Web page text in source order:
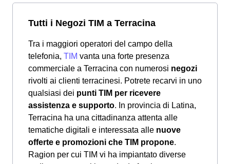
Tutti i Negozi TIM a Terracina
Tra i maggiori operatori del campo della
telefonia, TIM vanta una forte presenza
commerciale a Terracina con numerosi negozi
rivolti ai clienti terracinesi. Potrete recarvi in uno
qualsiasi dei punti TIM per ricevere
assistenza e supporto. In provincia di Latina,
Terracina ha una cittadinanza attenta alle
tematiche digitali e interessata alle nuove
offerte e promozioni che TIM propone.
Ragion per cui TIM vi ha impiantato diverse